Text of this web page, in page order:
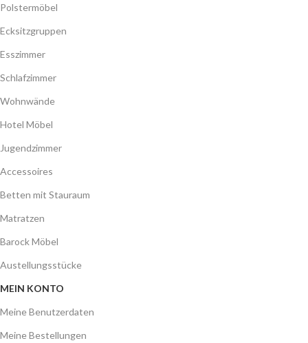
Polstermöbel
Ecksitzgruppen
Esszimmer
Schlafzimmer
Wohnwände
Hotel Möbel
Jugendzimmer
Accessoires
Betten mit Stauraum
Matratzen
Barock Möbel
Austellungsstücke
MEIN KONTO
Meine Benutzerdaten
Meine Bestellungen